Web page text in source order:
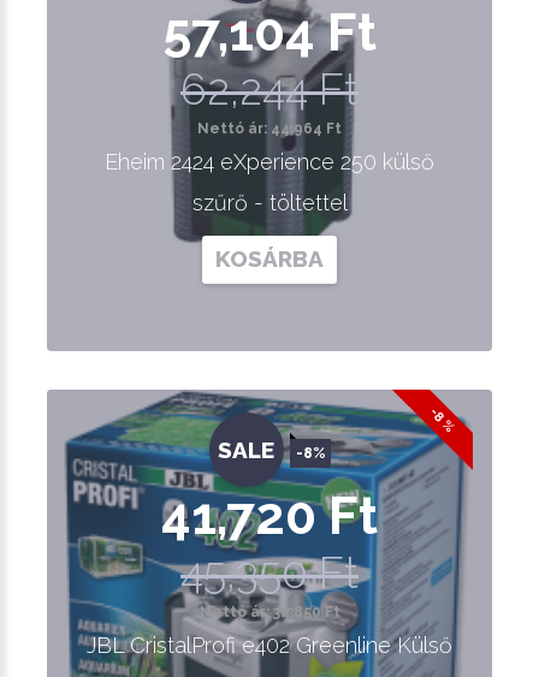
57,104 Ft
62,244 Ft
Nettó ár: 44,964 Ft
Eheim 2424 eXperience 250 külső
szűrő - töltettel
KOSÁRBA
-8 %
SALE -8%
41,720 Ft
45,350 Ft
Nettó ár: 32,850 Ft
JBL CristalProfi e402 Greenline Külső